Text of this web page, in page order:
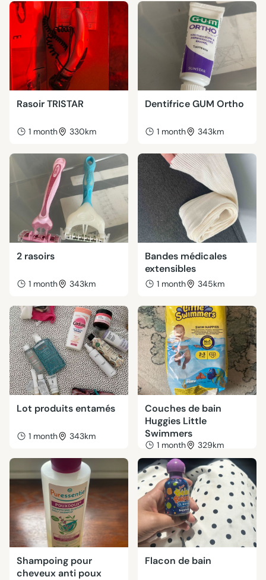
Rasoir TRISTAR
1 month 330km
Dentifrice GUM Ortho
1 month 343km
2 rasoirs
1 month 343km
Bandes médicales
extensibles
1 month 345km
Lot produits entamés
1 month 343km
Couches de bain
Huggies Little
Swimmers
1 month 329km
Shampoing pour
cheveux anti poux
Flacon de bain